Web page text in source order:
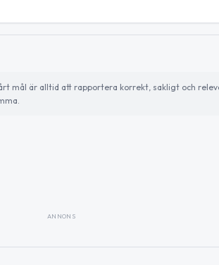
mål är alltid att rapportera korrekt, sakligt och
ANNONS